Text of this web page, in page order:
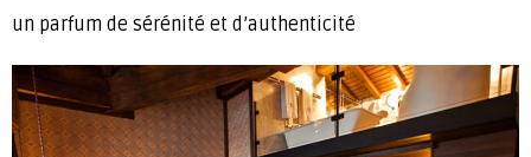
un parfum de sérénité et d’authenticité